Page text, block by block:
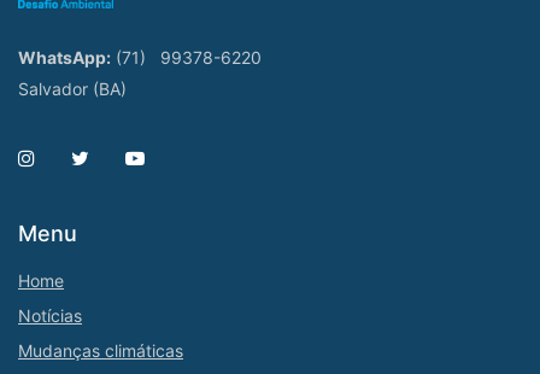
WhatsApp: (71)
99378-6220
Salvador (BA)
Menu
Home
Notícias
Mudanças climáticas